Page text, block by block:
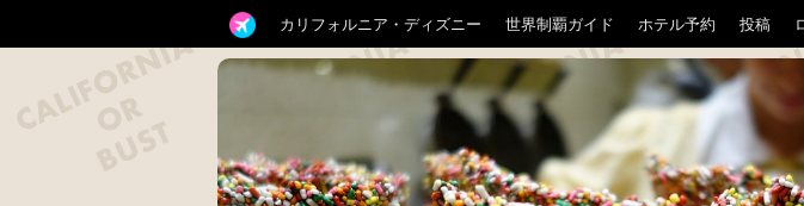
カリフォルニア・ディズニー 世界制覇ガイド ホテル予約 投稿